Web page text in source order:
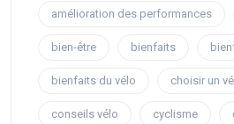
amélioration des performances
bien-être bienfaits
bienfaits du vélo choisir un
conseils vélo cyclisme